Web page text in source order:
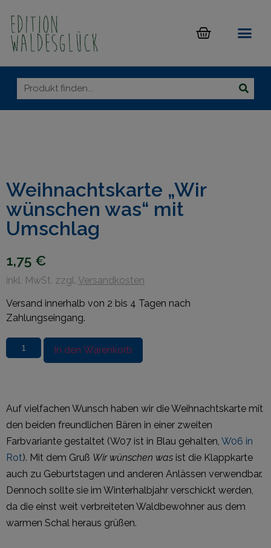
Weihnachtskarte „Wir
wünschen was“ mit
Umschlag
1,75 €
inkl. MwSt. zzgl. Versandkosten
Versand innerhalb von 2 bis 4 Tagen nach
Zahlungseingang.
In den Warenkorb
Auf vielfachen Wunsch haben wir die Weihnachtskarte mit
den beiden freundlichen Bären in einer zweiten
Farbvariante gestaltet (W07 ist in Blau gehalten, W06 in
Rot). Mit dem Gruß Wir wünschen was ist die Klappkarte
auch zu Geburtstagen und anderen Anlässen verwendbar.
Dennoch sollte sie im Winterhalbjahr verschickt werden,
da die einst weit verbreiteten Waldbewohner aus dem
warmen Schal heraus grüßen.